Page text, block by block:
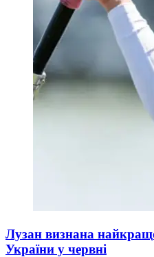
Лузан визнана
України у червні